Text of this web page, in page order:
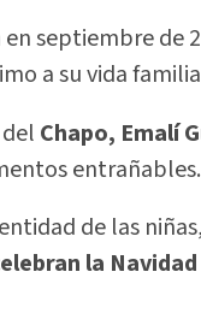
septiembre de
a su vida
Chapo, Emalí
entrañables.
de las
la Navidad